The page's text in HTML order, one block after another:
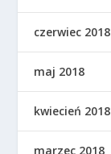
czerwiec 2018
maj 2018
kwiecień 2018
marzec 2018